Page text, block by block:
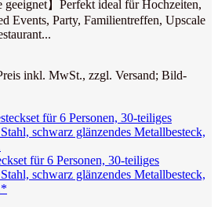
geeignet】Perfekt ideal für Hochzeiten,
Events, Party, Familientreffen, Upscale
inkl. MwSt., zzgl. Versand; Bild-
für 6 Personen, 30-teiliges
schwarz glänzendes Metallbesteck,